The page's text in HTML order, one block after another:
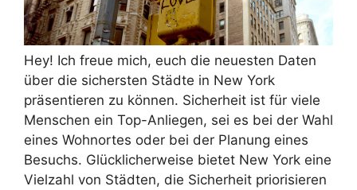
Hey! Ich freue mich, euch die neuesten Daten
über die sichersten Städte in New York
präsentieren zu können. Sicherheit ist für viele
Menschen ein Top-Anliegen, sei es bei der Wahl
eines Wohnortes oder bei der Planung eines
Besuchs. Glücklicherweise bietet New York eine
Vielzahl von Städten, die Sicherheit priorisieren